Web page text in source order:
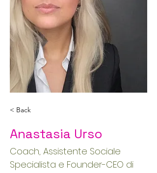
< Back
Anastasia Urso
Coach, Assistente Sociale
Specialista e Founder-CEO di